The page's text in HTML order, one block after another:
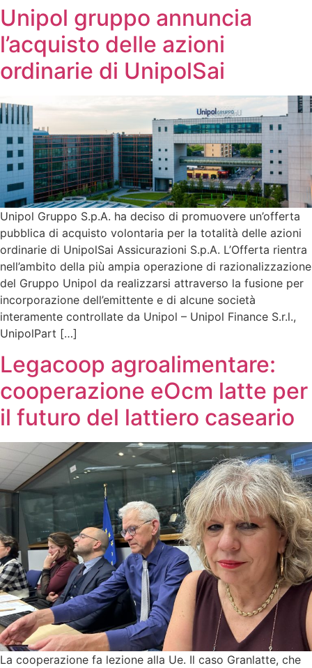
Unipol gruppo annuncia
l’acquisto delle azioni
ordinarie di UnipolSai
Unipol Gruppo S.p.A. ha deciso di promuovere un’offerta
pubblica di acquisto volontaria per la totalità delle azioni
ordinarie di UnipolSai Assicurazioni S.p.A. L’Offerta rientra
nell’ambito della più ampia operazione di razionalizzazione
del Gruppo Unipol da realizzarsi attraverso la fusione per
incorporazione dell’emittente e di alcune società
interamente controllate da Unipol – Unipol Finance S.r.l.,
UnipolPart […]
Legacoop agroalimentare:
cooperazione eOcm latte per
il futuro del lattiero caseario
La cooperazione fa lezione alla Ue. Il caso Granlatte, che